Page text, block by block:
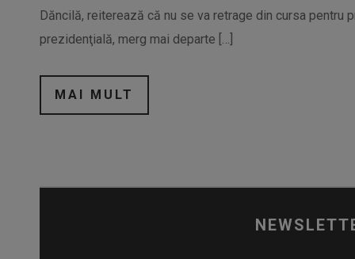
Dăncilă, reiterează că nu se va retrage din cursa pentru
prezidenţială, merg mai departe […]
MAI MULT